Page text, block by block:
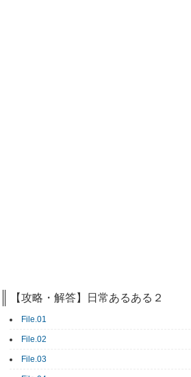
【攻略・解答】日常あるある２
File.01
File.02
File.03